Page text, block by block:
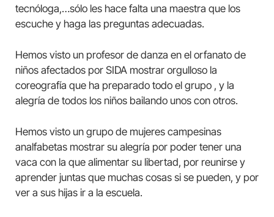
tecnóloga,…sólo les hace falta una maestra que los
escuche y haga las preguntas adecuadas.
Hemos visto un profesor de danza en el orfanato de
niños afectados por SIDA mostrar orgulloso la
coreografía que ha preparado todo el grupo , y la
alegría de todos los niños bailando unos con otros.
Hemos visto un grupo de mujeres campesinas
analfabetas mostrar su alegría por poder tener una
vaca con la que alimentar su libertad, por reunirse y
aprender juntas que muchas cosas si se pueden, y por
ver a sus hijas ir a la escuela.